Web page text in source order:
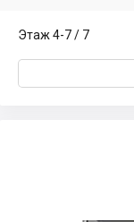
Этаж 4-7 / 7